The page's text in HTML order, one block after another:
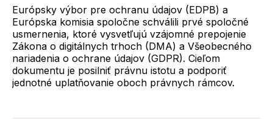
Európsky výbor pre ochranu údajov (EDPB) a
Európska komisia spoločne schválili prvé spoločné
usmernenia, ktoré vysvetľujú vzájomné prepojenie
Zákona o digitálnych trhoch (DMA) a Všeobecného
nariadenia o ochrane údajov (GDPR). Cieľom
dokumentu je posilniť právnu istotu a podporiť
jednotné uplatňovanie oboch právnych rámcov.